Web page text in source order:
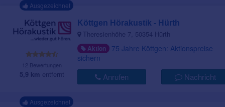
Ausgezeichnet
12 Bewertungen
5,9 km entfernt
Köttgen Hörakustik - Hürth
Theresienhöhe 7, 50354 Hürth
Aktion 75 Jahre Köttgen: Aktionspreise
sichern
Anrufen Nachricht
Ausgezeichnet